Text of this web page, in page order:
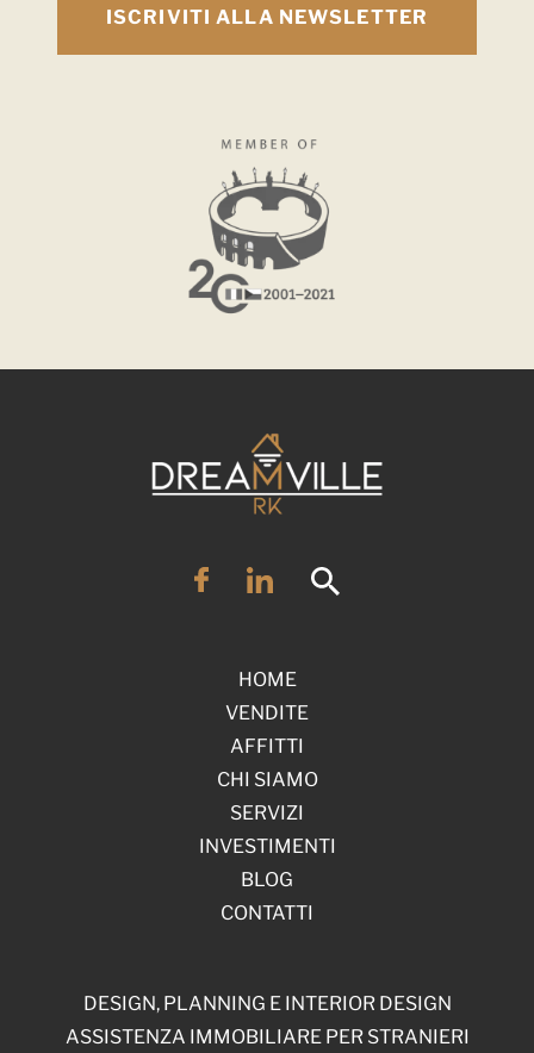
ISCRIVITI ALLA NEWSLETTER
HOME
VENDITE
AFFITTI
CHI SIAMO
SERVIZI
INVESTIMENTI
BLOG
CONTATTI
DESIGN, PLANNING E INTERIOR DESIGN
ASSISTENZA IMMOBILIARE PER STRANIERI